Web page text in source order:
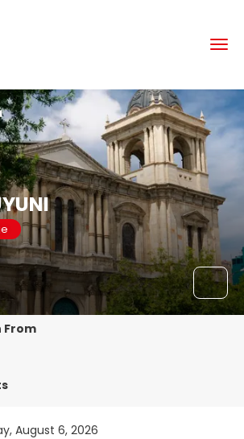
From
August 6, 2026